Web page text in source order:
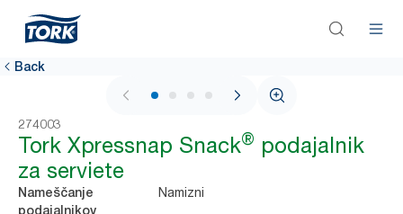
Back
1 / 4
274003
Tork Xpressnap Snack® podajalnik
za serviete
Nameščanje
podajalnikov
Namizni